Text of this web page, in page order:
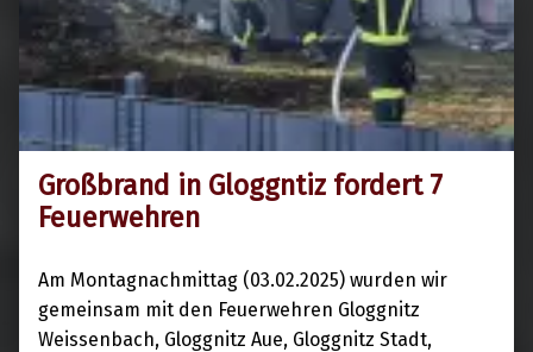
Großbrand in Gloggntiz fordert 7
Feuerwehren
Am Montagnachmittag (03.02.2025) wurden wir
gemeinsam mit den Feuerwehren Gloggnitz
Weissenbach, Gloggnitz Aue, Gloggnitz Stadt,
3. Februar 2025